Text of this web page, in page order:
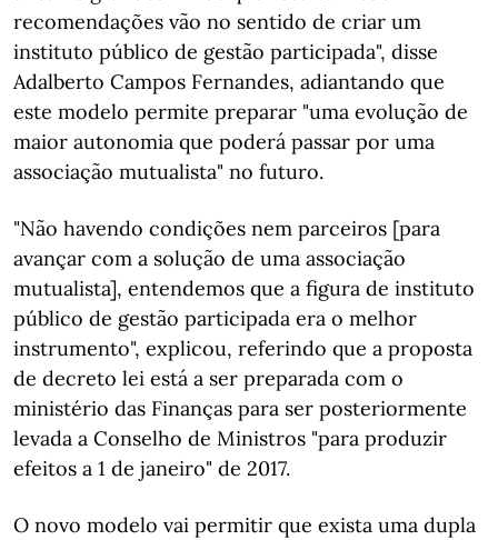
recomendações vão no sentido de criar um
instituto público de gestão participada", disse
Adalberto Campos Fernandes, adiantando que
este modelo permite preparar "uma evolução de
maior autonomia que poderá passar por uma
associação mutualista" no futuro.
"Não havendo condições nem parceiros [para
avançar com a solução de uma associação
mutualista], entendemos que a figura de instituto
público de gestão participada era o melhor
instrumento", explicou, referindo que a proposta
de decreto lei está a ser preparada com o
ministério das Finanças para ser posteriormente
levada a Conselho de Ministros "para produzir
efeitos a 1 de janeiro" de 2017.
O novo modelo vai permitir que exista uma dupla